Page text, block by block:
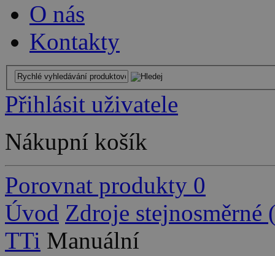
O nás
Kontakty
Přihlásit uživatele
Nákupní košík
Porovnat produkty 0
Úvod Zdroje stejnosměrné
TTi Manuální